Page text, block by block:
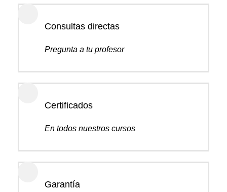
Consultas directas
Pregunta a tu profesor
Certificados
En todos nuestros cursos
Garantía